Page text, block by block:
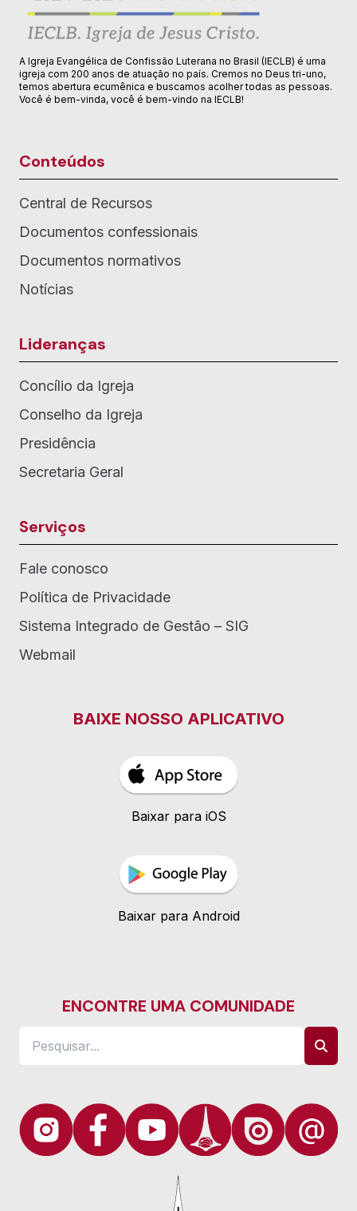
A Igreja Evangélica de Confissão Luterana no Brasil (IECLB) é uma
igreja com 200 anos de atuação no país. Cremos no Deus tri-uno,
temos abertura ecumênica e buscamos acolher todas as pessoas.
Você é bem-vinda, você é bem-vindo na IECLB!
Conteúdos
Central de Recursos
Documentos confessionais
Documentos normativos
Notícias
Lideranças
Concílio da Igreja
Conselho da Igreja
Presidência
Secretaria Geral
Serviços
Fale conosco
Política de Privacidade
Sistema Integrado de Gestão – SIG
Webmail
BAIXE NOSSO APLICATIVO
Baixar para iOS
Baixar para Android
ENCONTRE UMA COMUNIDADE